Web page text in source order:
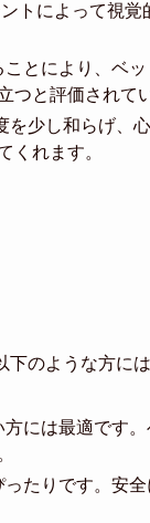
トによって視
とにより、ベ
つと評価されて
を少し和らげ、
くれます。
のような方に
には最適です
たりです。安